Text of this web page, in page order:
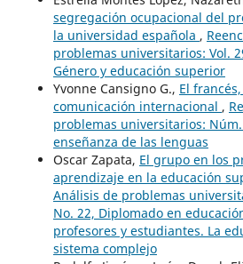
segregación ocupacional del
la universidad española ,
problemas universitarios: Vol.
Género y educación superior
Yvonne Cansigno G., El
comunicación internacional ,
problemas universitarios: Núm.
enseñanza de las lenguas
Oscar Zapata, El grupo en los
aprendizaje en la educación
Análisis de problemas
No. 22, Diplomado en
profesores y estudiantes. La
sistema complejo